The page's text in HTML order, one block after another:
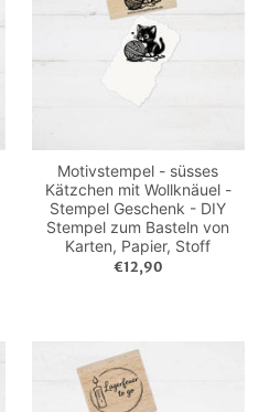
Motivstempel - süsses
Kätzchen mit Wollknäuel -
Stempel Geschenk - DIY
Stempel zum Basteln von
Karten, Papier, Stoff
€12,90